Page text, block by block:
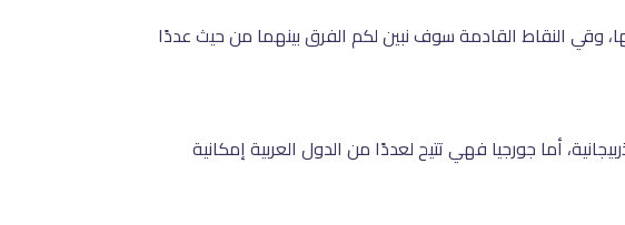
وقي النقاط القادمة سوف نبين لكم الفرق بينهما من حيث عددًا
أما جورجيا فهي تتيح لعددًا من الدول العربية إمكانية